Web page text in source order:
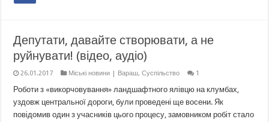
Депутати, давайте створювати, а не
руйнувати! (відео, аудіо)
26.01.2017 Міські новини | Вараш,Суспільство 1
Роботи з «викорчовування» ландшафтного ялівцю на клумбах,
уздовж центральної дороги, були проведені ще восени. Як
повідомив один з учасників цього процесу, замовником робіт стало